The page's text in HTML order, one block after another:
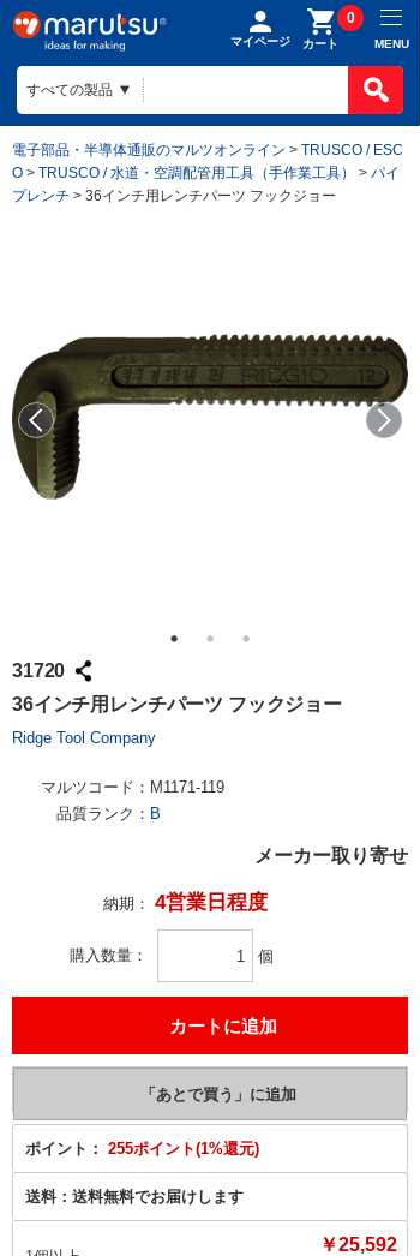
マイページ カート
0
MENU
電子部品・半導体通販のマルツオンライン > TRUSCO / ESC
O > TRUSCO / 水道・空調配管用工具（手作業工具） > パイ
プレンチ > 36インチ用レンチパーツ フックジョー
31720
36インチ用レンチパーツ フックジョー
Ridge Tool Company
マルツコード： M1171-119
品質ランク： B
メーカー取り寄せ
納期： 4営業日程度
購入数量 個
ポイント： 255ポイント(1%還元)
送料： 送料無料でお届けします
￥25,592